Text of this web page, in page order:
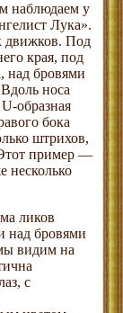
наблюдаем у
Лука».
движков. Под
края, под
над бровями
носа
образная
бока
штрихов,
пример —
несколько
ликов
над бровями
видим на
с